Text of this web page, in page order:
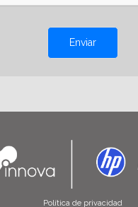
Enviar
Política de privacidad